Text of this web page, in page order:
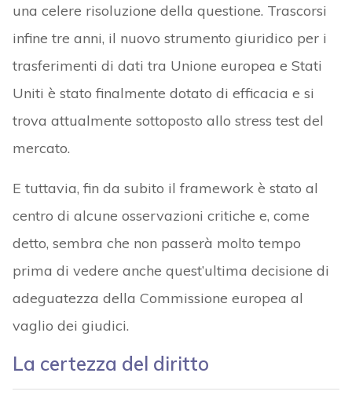
una celere risoluzione della questione. Trascorsi
infine tre anni, il nuovo strumento giuridico per i
trasferimenti di dati tra Unione europea e Stati
Uniti è stato finalmente dotato di efficacia e si
trova attualmente sottoposto allo stress test del
mercato.
E tuttavia, fin da subito il framework è stato al
centro di alcune osservazioni critiche e, come
detto, sembra che non passerà molto tempo
prima di vedere anche quest’ultima decisione di
adeguatezza della Commissione europea al
vaglio dei giudici.
La certezza del diritto